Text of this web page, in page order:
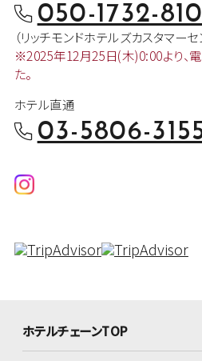
050-1732-
（リッチモンドホテルズカスタマーセ
※2025年12月25日(木)0:00より、
た。
ホテル直通
03-5806-
ホテルチェーンTOP